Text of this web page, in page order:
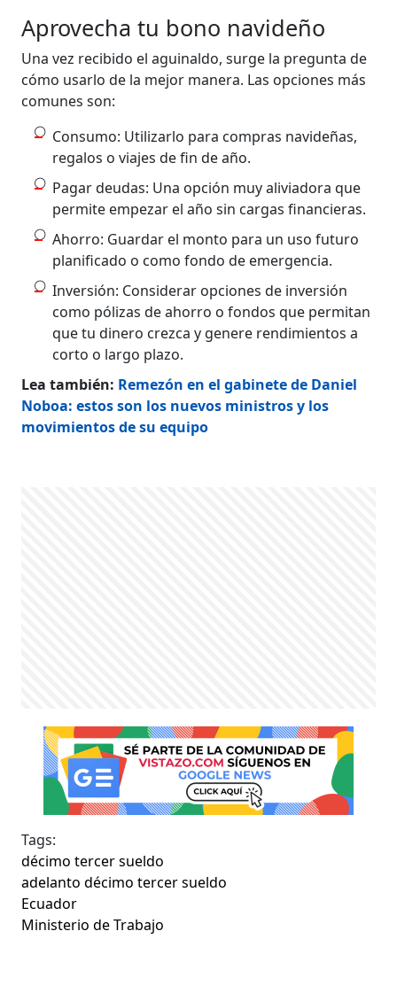
Aprovecha tu bono navideño
Una vez recibido el aguinaldo, surge la pregunta de
cómo usarlo de la mejor manera. Las opciones más
comunes son:
Consumo: Utilizarlo para compras navideñas,
regalos o viajes de fin de año.
Pagar deudas: Una opción muy aliviadora que
permite empezar el año sin cargas financieras.
Ahorro: Guardar el monto para un uso futuro
planificado o como fondo de emergencia.
Inversión: Considerar opciones de inversión
como pólizas de ahorro o fondos que permitan
que tu dinero crezca y genere rendimientos a
corto o largo plazo.
Lea también: Remezón en el gabinete de Daniel
Noboa: estos son los nuevos ministros y los
movimientos de su equipo
Tags:
décimo tercer sueldo
adelanto décimo tercer sueldo
Ecuador
Ministerio de Trabajo